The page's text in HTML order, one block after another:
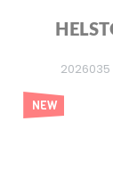
2026035
NEW